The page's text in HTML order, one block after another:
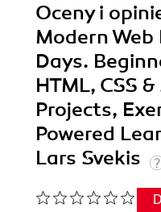
Oceny i
Modern
Days.
HTML, CSS
Projects,
Powered
Lars Svekis